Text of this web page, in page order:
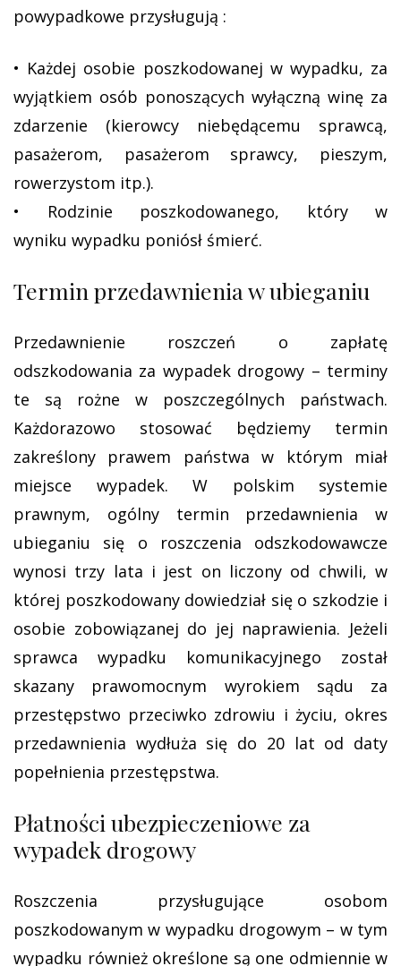
powypadkowe przysługują :
• Każdej osobie poszkodowanej w wypadku, za
wyjątkiem osób ponoszących wyłączną winę za
zdarzenie (kierowcy niebędącemu sprawcą,
pasażerom, pasażerom sprawcy, pieszym,
rowerzystom itp.).
• Rodzinie poszkodowanego, który w
wyniku wypadku poniósł śmierć.
Termin przedawnienia w ubieganiu
Przedawnienie roszczeń o zapłatę
odszkodowania za wypadek drogowy – terminy
te są rożne w poszczególnych państwach.
Każdorazowo stosować będziemy termin
zakreślony prawem państwa w którym miał
miejsce wypadek. W polskim systemie
prawnym, ogólny termin przedawnienia w
ubieganiu się o roszczenia odszkodowawcze
wynosi trzy lata i jest on liczony od chwili, w
której poszkodowany dowiedział się o szkodzie i
osobie zobowiązanej do jej naprawienia. Jeżeli
sprawca wypadku komunikacyjnego został
skazany prawomocnym wyrokiem sądu za
przestępstwo przeciwko zdrowiu i życiu, okres
przedawnienia wydłuża się do 20 lat od daty
popełnienia przestępstwa.
Płatności ubezpieczeniowe za
wypadek drogowy
Roszczenia przysługujące osobom
poszkodowanym w wypadku drogowym – w tym
wypadku również określone są one odmiennie w